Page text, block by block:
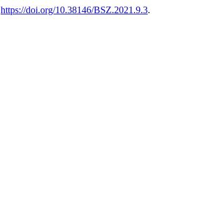
https://doi.org/10.38146/BSZ.2021.9.3.